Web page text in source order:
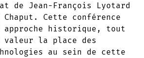
de Jean-François Lyotard
Cette conférence
approche historique, tout
valeur la place des
au sein de cette